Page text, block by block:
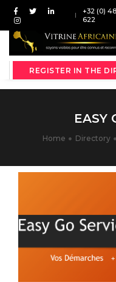
+32 (0)
622
REGISTER IN THE
EASY
Home Directory